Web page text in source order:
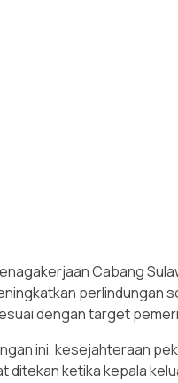
Cabang
perlindungan
dengan target
ini, kesejahteraan
ditekan ketika kepala